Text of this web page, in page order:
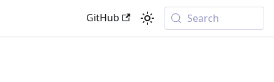
GitHub Search